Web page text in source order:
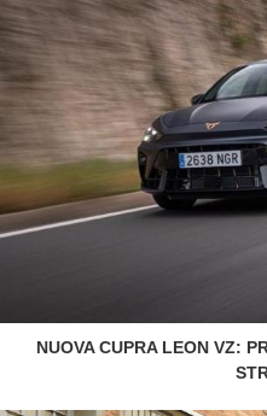
NUOVA CUPRA LEON VZ: